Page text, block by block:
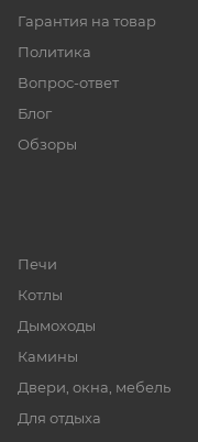
Гарантия на товар
Политика
Вопрос-ответ
Блог
Обзоры
Печи
Котлы
Дымоходы
Камины
Двери, окна, мебель
Для отдыха